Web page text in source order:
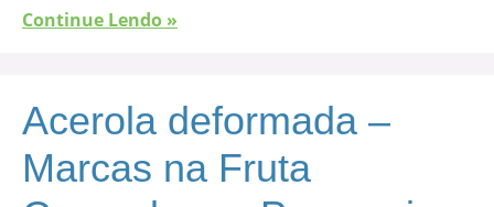
Continue Lendo »
Acerola deformada –
Marcas na Fruta